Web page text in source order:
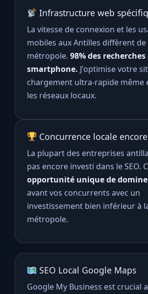
Infrastructure web
La vitesse de connexion et les
mobiles aux Antilles diffèrent de
métropole. 98% des
smartphone. J'optimise votre
chargement ultra-rapide même
les réseaux locaux.
Concurrence locale
La plupart des entreprises
pas encore investi dans le SEO.
opportunité unique de
avant vos concurrents avec un
investissement bien inférieur à
métropole.
SEO Local Google Maps
Google My Business est crucial